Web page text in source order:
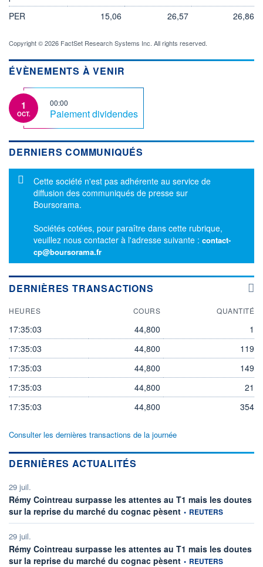
PER
15,06 26,57 26,86
Copyright © 2026 FactSet Research Systems Inc. All rights reserved.
ÉVÈNEMENTS À VENIR
1
OCT.
00:00
Paiement dividendes
DERNIERS COMMUNIQUÉS
Message d'information
Cette société n'est pas adhérente au service de
diffusion des communiqués de presse sur
Boursorama.
Sociétés cotées, pour paraître dans cette rubrique,
veuillez nous contacter à l'adresse suivante : contact-
cp@boursorama.fr
DERNIÈRES TRANSACTIONS
HEURES COURS QUANTITÉ
17:35:03 44,800
1
17:35:03
44,800
119
17:35:03
44,800
149
17:35:03
44,800
21
17:35:03
44,800 354
Consulter les dernières transactions de la journée
DERNIÈRES ACTUALITÉS
29 juil.
Rémy Cointreau surpasse les attentes au T1 mais les doutes
sur la reprise du marché du cognac pèsentinformation fournie par
• REUTERS
29 juil.
Rémy Cointreau surpasse les attentes au T1 mais les doutes
sur la reprise du marché du cognac pèsentinformation fournie par
• REUTERS